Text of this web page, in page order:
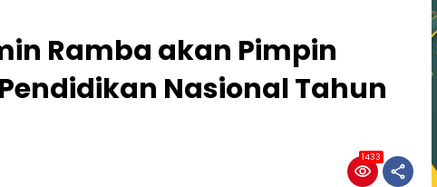
Ramba akan Pimpin
Nasional Tahun
1433